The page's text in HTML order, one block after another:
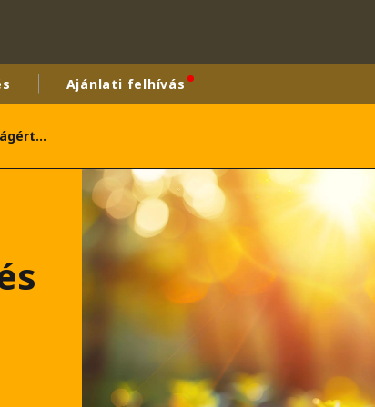
EUROPE
LATIN AMERICA
NORTH AMERICA
Ajánlati felhívás
Cselekvés a fenntarthatóságért és az erőforrások megőrzésért